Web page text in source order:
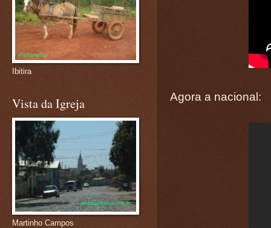
Agora a nacional:
Ibitira
Vista da Igreja
Martinho Campos